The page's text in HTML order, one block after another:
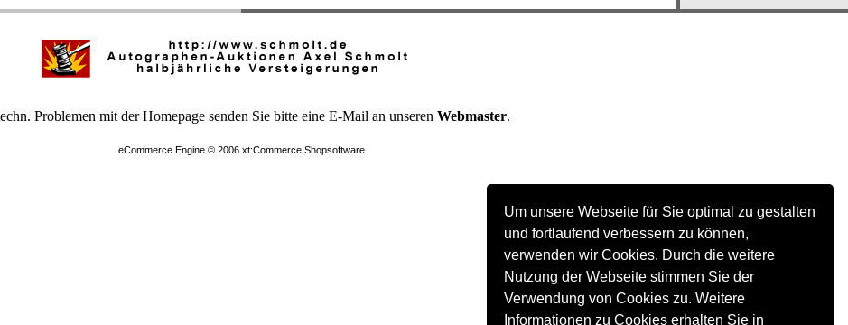
Um unsere Webseite für Sie optimal zu gestalten
und fortlaufend verbessern zu können,
verwenden wir Cookies. Durch die weitere
Nutzung der Webseite stimmen Sie der
Verwendung von Cookies zu. Weitere
Informationen zu Cookies erhalten Sie in
Problemen mit der Homepage senden Sie bitte eine E-Mail an unseren Webmaster.
eCommerce Engine © 2006 xt:Commerce Shopsoftware